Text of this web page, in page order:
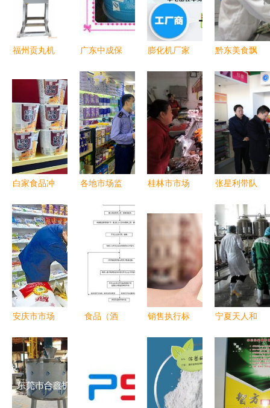
化机械设备
解决方案
福州贡丸机
鑫博食品机
械专卖、批
发与厂家直
销全解析
广东中成保
食品销售安
全的专业保
障
膨化机厂家
多用途食品
膨化与休闲
食品销售新
篇章
黔东美食飘
食品销售助
推绿色经济
发展
白家食品冲
IPO “红油
面皮”年销4
亿引关注，
或抢先今麦
郎登陆资本
市场
各地市场监
排摸 聚焦
母婴店与特
医食品生产
企业，筑牢
特殊食品销
售安全防线
桂林市市场
发布食品安
全抽检通告
多家米粉
店、猪肉摊
位及酒类经
营户检出不
张星利带队
通领域安全
生产 重点
检查烟草制
品仓储销售
环节
安庆市市场
发布抽检通
告 部分食
品及烟草制
食品（酒
销售执行标
的处罚规定
与风险防范
宁夏天人和
到中国豆制
品样板工厂
的跨越